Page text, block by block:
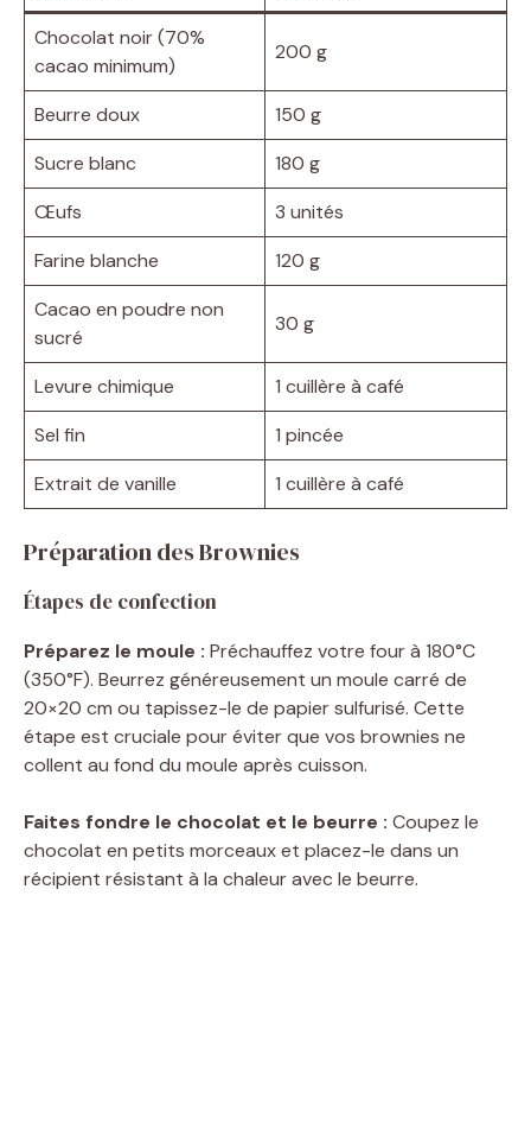
Chocolat noir (70%
cacao minimum)
200 g
Beurre doux
150 g
Sucre blanc
180 g
Œufs
3 unités
Farine blanche
120 g
Cacao en poudre non
sucré
30 g
Levure chimique
1 cuillère à café
Sel fin
1 pincée
Extrait de vanille
1 cuillère à café
Préparation des Brownies
Étapes de confection
Préparez le moule : Préchauffez votre four à 180°C
(350°F). Beurrez généreusement un moule carré de
20×20 cm ou tapissez-le de papier sulfurisé. Cette
étape est cruciale pour éviter que vos brownies ne
collent au fond du moule après cuisson.
Faites fondre le chocolat et le beurre : Coupez le
chocolat en petits morceaux et placez-le dans un
récipient résistant à la chaleur avec le beurre.